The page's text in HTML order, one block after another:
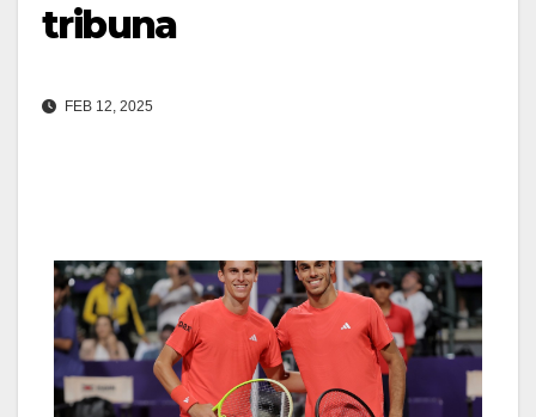
tribuna
FEB 12, 2025